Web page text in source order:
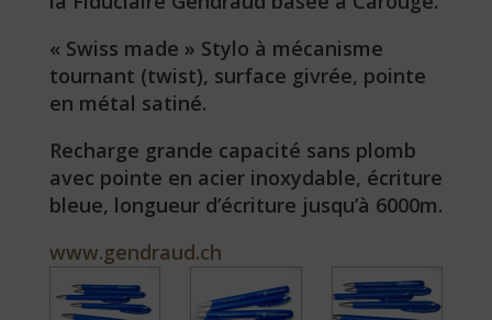
« Swiss made » Stylo à mécanisme
tournant (twist), surface givrée, pointe
en métal satiné.
Recharge grande capacité sans plomb
avec pointe en acier inoxydable, écriture
bleue, longueur d’écriture jusqu’à 6000m.
www.gendraud.ch